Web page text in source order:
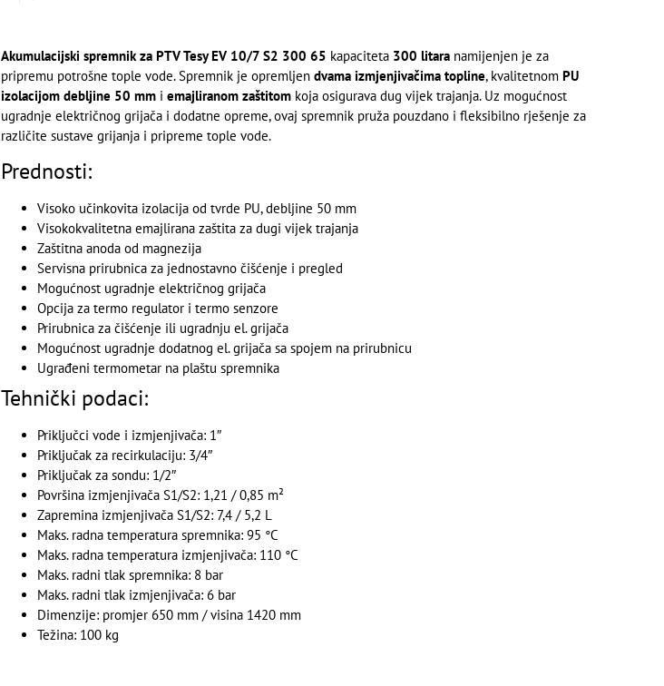
Akumulacijski spremnik za PTV Tesy EV 10/7 S2 300 65 kapaciteta 300 litaranamijenjen je za
pripremu potrošne tople vode. Spremnik je opremljen dvama izmjenjivačima topline, kvalitetnom PU
izolacijom debljine 50 mmi emajliranom zaštitomkoja osigurava dug vijek trajanja. Uz mogućnost
ugradnje električnog grijača i dodatne opreme, ovaj spremnik pruža pouzdano i fleksibilno rješenje za
različite sustave grijanja i pripreme tople vode.
Prednosti:
Visoko učinkovita izolacija od tvrde PU, debljine 50 mm
Visokokvalitetna emajlirana zaštita za dugi vijek trajanja
Zaštitna anoda od magnezija
Servisna prirubnica za jednostavno čišćenje i pregled
Mogućnost ugradnje električnog grijača
Opcija za termo regulator i termo senzore
Prirubnica za čišćenje ili ugradnju el. grijača
Mogućnost ugradnje dodatnog el. grijača sa spojem na prirubnicu
Ugrađeni termometar na plaštu spremnika
Tehnički podaci:
Priključci vode i izmjenjivača: 1″
Priključak za recirkulaciju: 3/4″
Priključak za sondu: 1/2″
Površina izmjenjivača S1/S2: 1,21 / 0,85 m²
Zapremina izmjenjivača S1/S2: 7,4 / 5,2 L
Maks. radna temperatura spremnika: 95 °C
Maks. radna temperatura izmjenjivača: 110 °C
Maks. radni tlak spremnika: 8 bar
Maks. radni tlak izmjenjivača: 6 bar
Dimenzije: promjer 650 mm / visina 1420 mm
Težina: 100 kg